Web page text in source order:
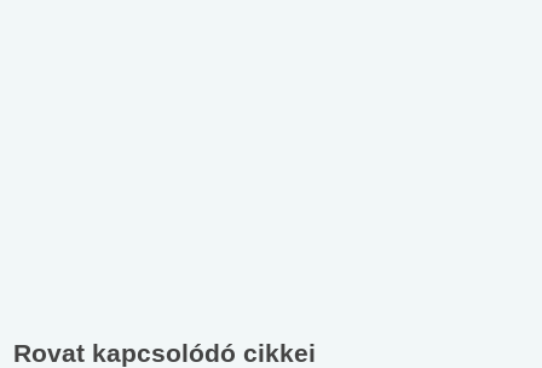
Rovat kapcsolódó cikkei